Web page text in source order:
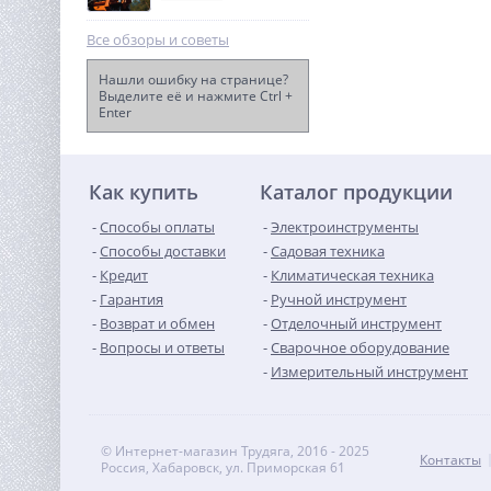
Триммер бензиновый
Holzfforma FF250 (1,7кВт,
Все обзоры и советы
Нашли ошибку на странице?
Выделите её и нажмите Ctrl +
Enter
Как купить
Способы оплаты
Способы доставки
Кредит
Гарантия
Возврат и обмен
Вопросы и ответы
Каталог продукции
Электроинструменты
Садовая техника
Климатическая техника
Ручной инструмент
Отделочный инструмент
Сварочное оборудование
Измерительный инструмент
© Интернет-магазин Трудяга, 2016 - 2025
Россия, Хабаровск, ул. Приморская 61
Контакты